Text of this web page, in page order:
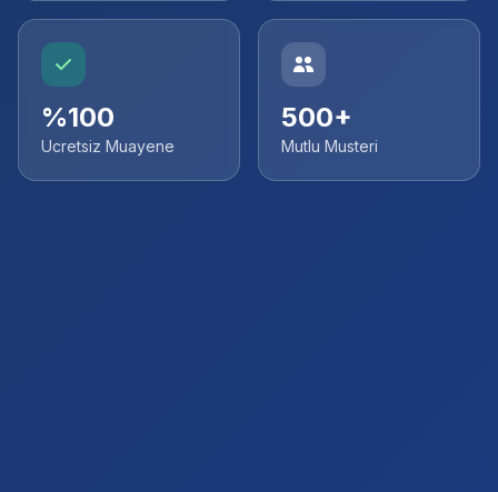
%100
Ucretsiz Muayene
500+
Mutlu Musteri